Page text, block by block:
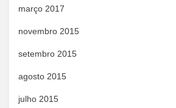
março 2017
novembro 2015
setembro 2015
agosto 2015
julho 2015